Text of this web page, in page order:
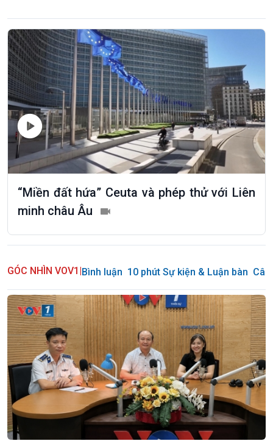
“Miền đất hứa” Ceuta và phép thử với Liên
minh châu Âu
GÓC NHÌN VOV1 |Bình luận 10 phút Sự kiện & Luận bàn